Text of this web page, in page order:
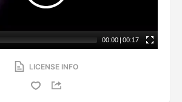
00:00 | 00:17
LICENSE INFO